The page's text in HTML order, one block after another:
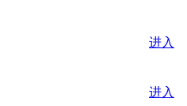
进入
进入